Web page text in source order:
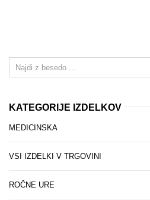
KATEGORIJE IZDELKOV
MEDICINSKA
VSI IZDELKI V TRGOVINI
ROČNE URE